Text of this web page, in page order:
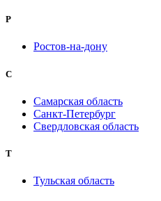
Р
Ростов-на-дону
С
Самарская область
Санкт-Петербург
Свердловская область
Т
Тульская область